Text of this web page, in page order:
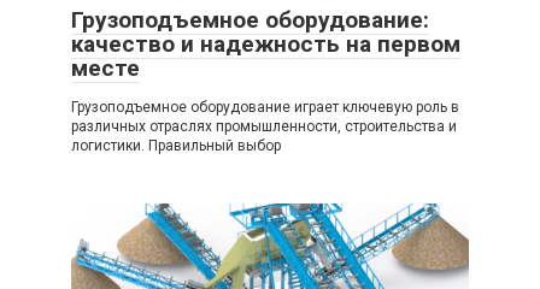
Грузоподъемное оборудование:
качество и надежность на первом
месте
Грузоподъемное оборудование играет ключевую роль в
различных отраслях промышленности, строительства и
логистики. Правильный выбор